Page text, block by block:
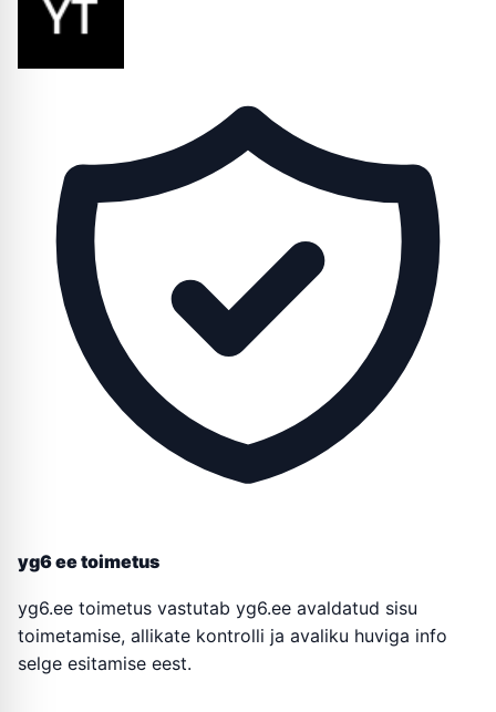
yg6 ee toimetus
yg6.ee toimetus vastutab yg6.ee avaldatud sisu
toimetamise, allikate kontrolli ja avaliku huviga info
selge esitamise eest.